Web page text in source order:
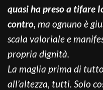
quasi ha preso a tifare
contro,ma ognuno è
scala valoriale e
propria dignità.
La maglia prima di
all’altezza, tutti. Solo